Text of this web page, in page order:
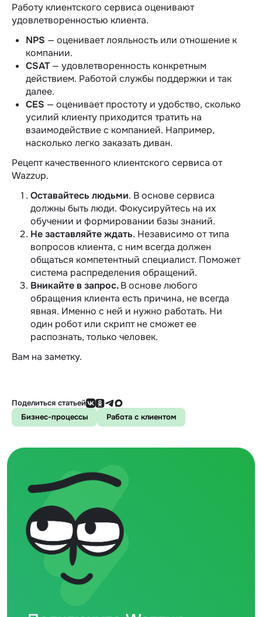
Работу клиентского сервиса оценивают
удовлетворенностью клиента.
NPS — оценивает лояльность или отношение к
компании.
CSAT— удовлетворенность конкретным
действием. Работой службы поддержки и так
далее.
CES — оценивает простоту и удобство, сколько
усилий клиенту приходится тратить на
взаимодействие с компанией. Например,
насколько легко заказать диван.
Рецепт качественного клиентского сервиса от
Wazzup.
Оставайтесь людьми. В основе сервиса
должны быть люди. Фокусируйтесь на их
обучении и формировании базы знаний.
Не заставляйте ждать. Независимо от типа
вопросов клиента, с ним всегда должен
общаться компетентный специалист. Поможет
система распределения обращений.
Вникайте в запрос.В основе любого
обращения клиента есть причина, не всегда
явная. Именно с ней и нужно работать. Ни
один робот или скрипт не сможет ее
распознать, только человек.
Вам на заметку.
Поделиться статьей
Бизнес-процессы
Работа с клиентом